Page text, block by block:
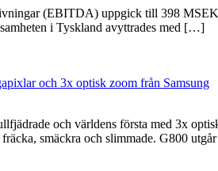
(EBITDA) uppgick till 398
i Tyskland avyttrades med […]
och 3x optisk zoom från Samsung
och världens första med 3x
fräcka, smäckra och slimmade. G800